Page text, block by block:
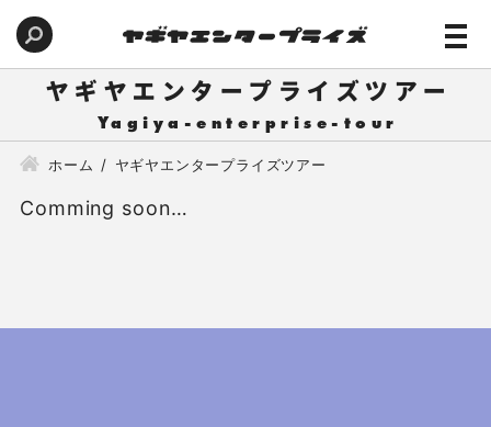
ヤギヤエンタープライズツアー
ホーム ヤギヤエンタープライズツアー
Comming soon…